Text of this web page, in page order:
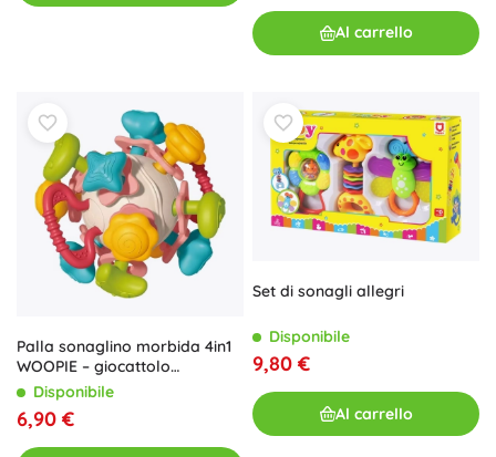
Al carrello
Palla sonaglino morbida 4in1
WOOPIE – giocattolo
sensoriale e
massaggiagengive per
neonati
Disponibile
6,90 €
Set di sonagli allegri
Disponibile
9,80 €
Al carrello